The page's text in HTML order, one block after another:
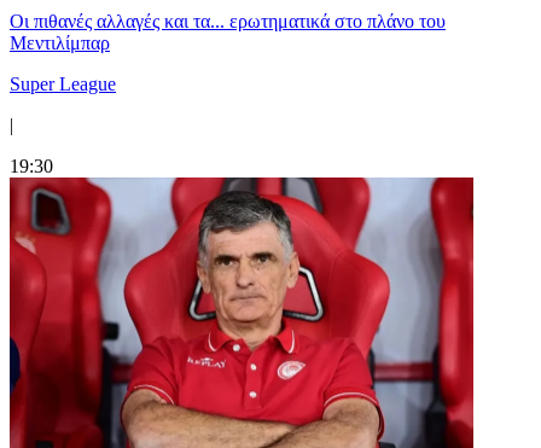
Οι πιθανές αλλαγές και τα... ερωτηματικά στο πλάνο του
Μεντιλίμπαρ
Super League
|
19:30